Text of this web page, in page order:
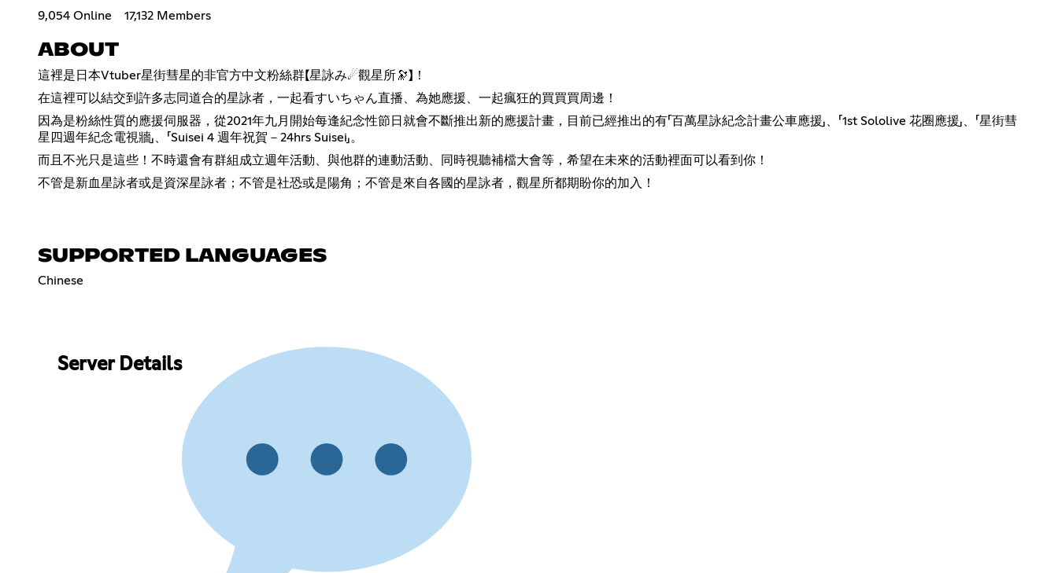
9,054 Online 17,132 Members
ABOUT
這裡是日本Vtuber星街彗星的非官方中文粉絲群【星詠み☄觀星所🔭】！
在這裡可以結交到許多志同道合的星詠者，一起看すいちゃん直播、為她應援、一起瘋狂的買買買周邊！
因為是粉絲性質的應援伺服器，從2021年九月開始每逢紀念性節日就會不斷推出新的應援計畫，目前已經推出的有「百萬星詠紀念計畫公車應援」、「1st Sololive 花圈應援」、「星街彗
星四週年紀念電視牆」、「Suisei 4 週年祝賀－24hrs Suisei」。
而且不光只是這些！不時還會有群組成立週年活動、與他群的連動活動、同時視聽補檔大會等，希望在未來的活動裡面可以看到你！
不管是新血星詠者或是資深星詠者；不管是社恐或是陽角；不管是來自各國的星詠者，觀星所都期盼你的加入！
SUPPORTED LANGUAGES
Chinese
Server Details